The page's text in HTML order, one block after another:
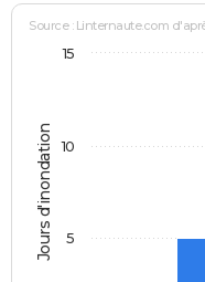
Jours d'inondation
Source : Linternaute.com
5
10
15